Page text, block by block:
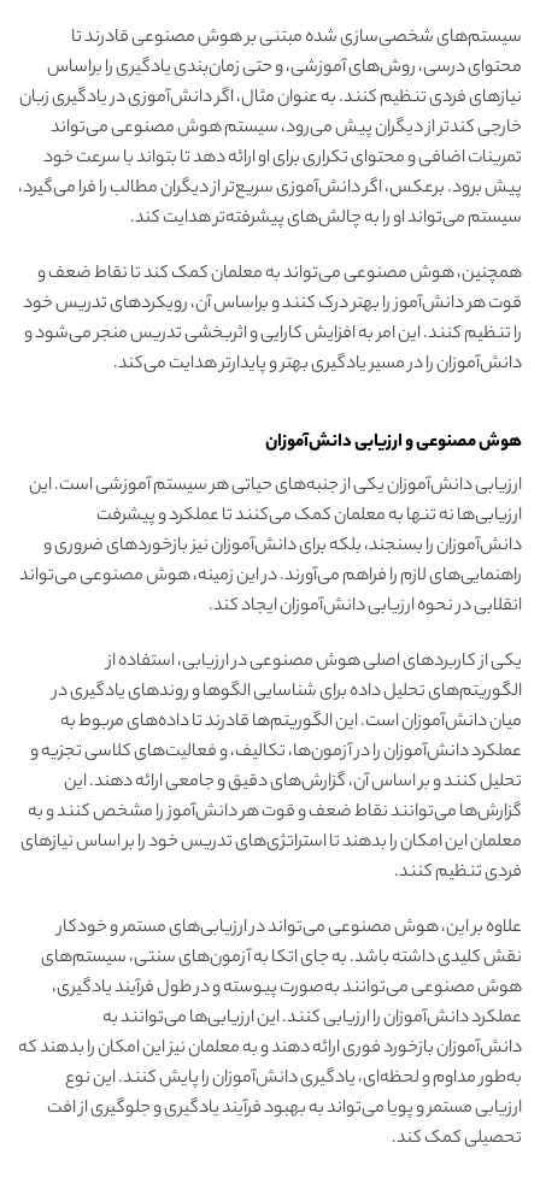
سیستم‌های شخصی‌سازی شده مبتنی بر هوش مصنوعی قادرند تا
محتوای درسی، روش‌های آموزشی، و حتی زمان‌بندی یادگیری را براساس
نیازهای فردی تنظیم کنند. به عنوان مثال، اگر دانش‌آموزی در یادگیری زبان
خارجی کندتر از دیگران پیش می‌رود، سیستم هوش مصنوعی می‌تواند
تمرینات اضافی و محتوای تکراری برای او ارائه دهد تا بتواند با سرعت خود
پیش برود. برعکس، اگر دانش‌آموزی سریع‌تر از دیگران مطالب را فرا می‌گیرد،
سیستم می‌تواند او را به چالش‌های پیشرفته‌تر هدایت کند.
همچنین، هوش مصنوعی می‌تواند به معلمان کمک کند تا نقاط ضعف و
قوت هر دانش‌آموز را بهتر درک کنند و براساس آن، رویکردهای تدریس خود
را تنظیم کنند. این امر به افزایش کارایی و اثربخشی تدریس منجر می‌شود و
دانش‌آموزان را در مسیر یادگیری بهتر و پایدارتر هدایت می‌کند.
هوش مصنوعی و ارزیابی دانش‌آموزان
ارزیابی دانش‌آموزان یکی از جنبه‌های حیاتی هر سیستم آموزشی است. این
ارزیابی‌ها نه تنها به معلمان کمک می‌کنند تا عملکرد و پیشرفت
دانش‌آموزان را بسنجند، بلکه برای دانش‌آموزان نیز بازخوردهای ضروری و
راهنمایی‌های لازم را فراهم می‌آورند. در این زمینه، هوش مصنوعی می‌تواند
انقلابی در نحوه ارزیابی دانش‌آموزان ایجاد کند.
یکی از کاربردهای اصلی هوش مصنوعی در ارزیابی، استفاده از
الگوریتم‌های تحلیل داده برای شناسایی الگوها و روندهای یادگیری در
میان دانش‌آموزان است. این الگوریتم‌ها قادرند تا داده‌های مربوط به
عملکرد دانش‌آموزان را در آزمون‌ها، تکالیف، و فعالیت‌های کلاسی تجزیه و
تحلیل کنند و بر اساس آن، گزارش‌های دقیق و جامعی ارائه دهند. این
گزارش‌ها می‌توانند نقاط ضعف و قوت هر دانش‌آموز را مشخص کنند و به
معلمان این امکان را بدهند تا استراتژی‌های تدریس خود را بر اساس نیازهای
فردی تنظیم کنند.
علاوه بر این، هوش مصنوعی می‌تواند در ارزیابی‌های مستمر و خودکار
نقش کلیدی داشته باشد. به جای اتکا به آزمون‌های سنتی، سیستم‌های
هوش مصنوعی می‌توانند به‌صورت پیوسته و در طول فرآیند یادگیری،
عملکرد دانش‌آموزان را ارزیابی کنند. این ارزیابی‌ها می‌توانند به
دانش‌آموزان بازخورد فوری ارائه دهند و به معلمان نیز این امکان را بدهند که
به‌طور مداوم و لحظه‌ای، یادگیری دانش‌آموزان را پایش کنند. این نوع
ارزیابی مستمر و پویا می‌تواند به بهبود فرآیند یادگیری و جلوگیری از افت
تحصیلی کمک کند.